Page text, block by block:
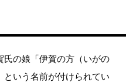
氏の娘「伊賀の方（いがの
いう名前が付けられてい